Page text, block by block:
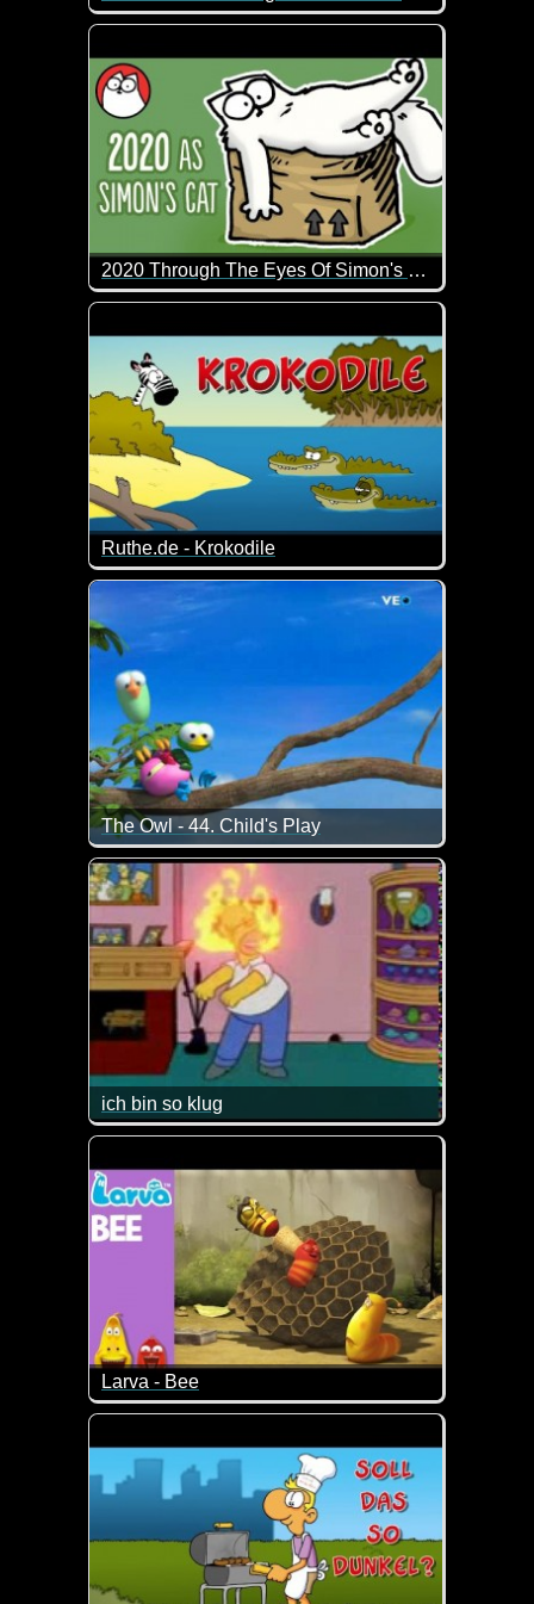
Das ist doch durchaus schwarzer Humor ;-) So
2020 Through The Eyes Of Simon's Cat
2020 ist in der Tat ein spezielles Jahr. Wie sieht
Ruthe.de - Krokodile
Die Sache mit den Baumstämmen ;-) Da glotzt
The Owl - 44. Child's Play
Ja, Kinder können gemein sein. Und sie haben
ich bin so klug
Da hat Homer wohl nicht so ganz recht, wenn er
Larva - Bee
Was lernen wir aus diesem Video? Leg dich lieber